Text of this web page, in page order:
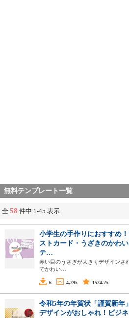
無料テンプレート一覧
全 58 件中 1-45 表示
小学生の手作りにおすすめ
ストカード・うざきのかわ
テ…
赤い目のうさぎが大きくデザインさ
でかわい…
6 4,295 1524.25
令和5年の年賀状「謹賀新年
デザインがおしゃれ！ビジ